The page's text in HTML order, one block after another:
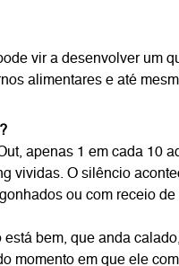
vir a desenvolver um
alimentares e até
apenas 1 em cada 10
vividas. O silêncio
ou com receio
está bem, que anda
momento em que ele